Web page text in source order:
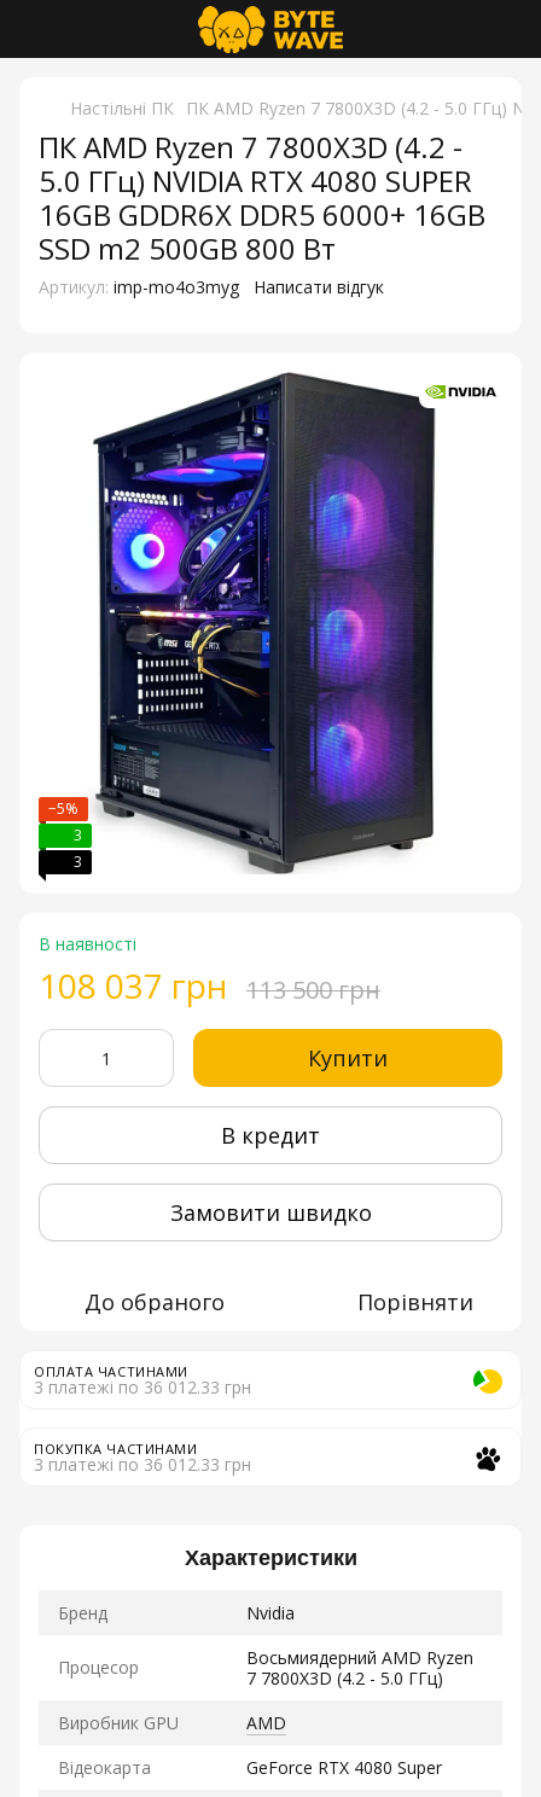
Настільні ПК ПК AMD Ryzen 7 7800X3D (4.2 - 5.0 ГГц)
ПК AMD Ryzen 7 7800X3D (4.2 -
5.0 ГГц) NVIDIA RTX 4080 SUPER
16GB GDDR6X DDR5 6000+ 16GB
SSD m2 500GB 800 Вт
Артикул: imp-mo4o3myg Написати відгук
−5%
3
3
В наявності
108 037 грн 113 500 грн
Купити
В кредит
Замовити швидко
До обраного Порівняти
ОПЛАТА ЧАСТИНАМИ
3 платежі по 36 012.33 грн
ПОКУПКА ЧАСТИНАМИ
3 платежі по 36 012.33 грн
Характеристики
Бренд Nvidia
Процесор
Восьмиядерний AMD Ryzen
7 7800X3D (4.2 - 5.0 ГГц)
Виробник GPU
AMD
Відеокарта
GeForce RTX 4080 Super